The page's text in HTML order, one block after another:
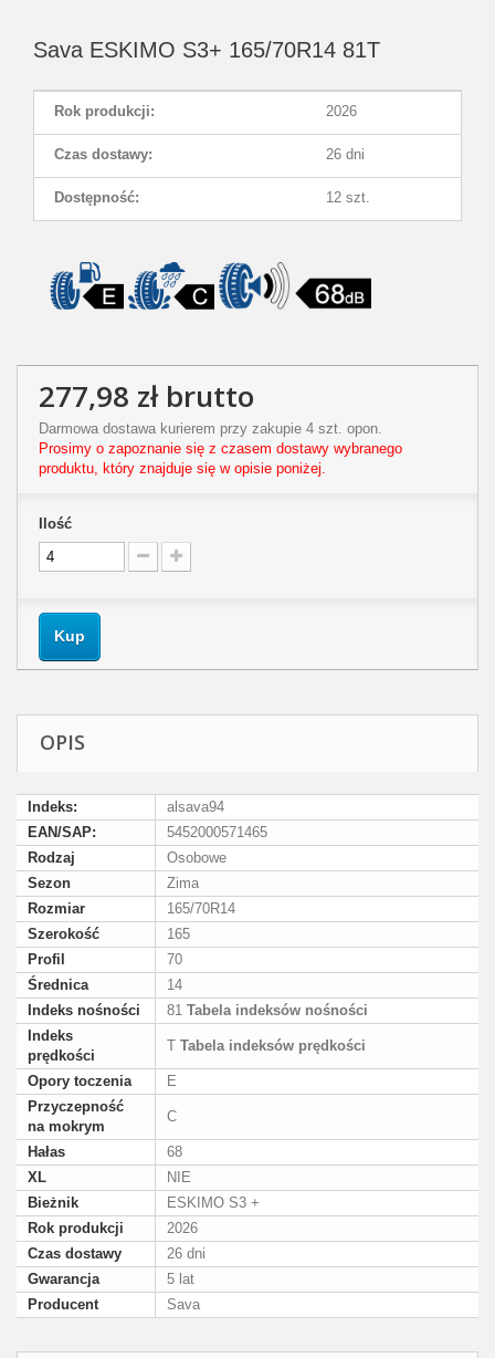
Sava ESKIMO S3+ 165/70R14 81T
Rok produkcji: 2026
Czas dostawy: 26 dni
Dostępność: 12 szt.
277,98 złbrutto
Darmowa dostawa kurierem przy zakupie 4 szt. opon.
Prosimy o zapoznanie się z czasem dostawy wybranego
produktu, który znajduje się w opisie poniżej.
Ilość
Kup
OPIS
Indeks:
alsava94
EAN/SAP:
5452000571465
Rodzaj
Osobowe
Sezon
Zima
Rozmiar
165/70R14
Szerokość
165
Profil
70
Średnica
14
Indeks nośności
81 Tabela indeksów nośności
Indeks
prędkości
T Tabela indeksów prędkości
Opory toczenia
E
Przyczepność
na mokrym
C
Hałas
68
XL
NIE
Bieżnik
ESKIMO S3 +
Rok produkcji
2026
Czas dostawy
26 dni
Gwarancja
5 lat
Producent
Sava